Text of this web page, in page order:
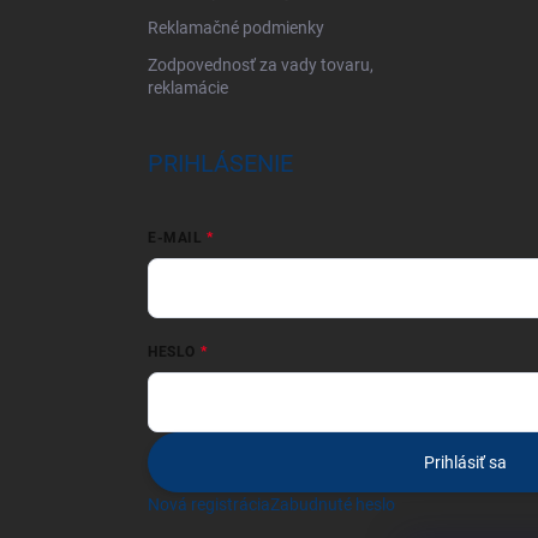
Reklamačné podmienky
Zodpovednosť za vady tovaru,
reklamácie
PRIHLÁSENIE
E-MAIL
HESLO
Prihlásiť sa
Nová registráciaZabudnuté heslo